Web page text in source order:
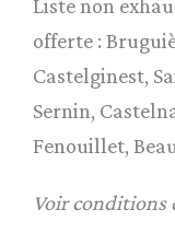
Liste non
offerte :
Castelginest,
Sernin,
Fenouillet,
Voir conditions